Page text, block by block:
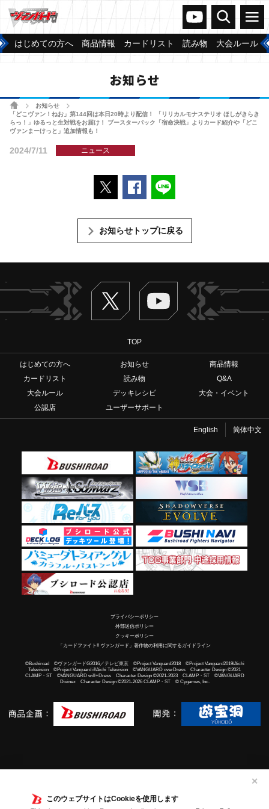
このウェブサイトはCookieを使用します
✕
ヴァンガードch
検索 メニュー
はじめての方へ 商品情報 カードリスト 読み物 大会ルール
お知らせ
ホームお知らせ
「どこヴァン！ねお」第144回は本日20時より配信！ 「リリカルモナステリオ ほしがきらき
らっ！」ゆるっと生対戦をお届け！ ブースターパック「宿命決戦」よりカード紹介や「どこ
ヴァンまーけっと」追加情報も！
2024/7/11 ニュース
ポストするFacebookでシェアする
お知らせトップに戻る
Twitter ヴァンガードch
TOP
はじめての方へ お知らせ
商品情報
カードリスト
読み物
Q&A
大会ルール
デッキレシピ
大会・イベント
公認店
ユーザーサポート
English 简体中文
プライバシーポリシー
外部送信ポリシー
クッキーポリシー
「カードファイト!! ヴァンガード」著作物の利用に関するガイドライン
©Bushiroad ©ヴァンガードG2016／テレビ東京 ©Project Vanguard2018 ©Project Vanguard2019/Aichi
Television ©Project Vanguard if/Aichi Television ©VANGUARD overDress Character Design ©2021
CLAMP・ST ©VANGUARD will+Dress Character Design ©2021-2023 CLAMP・ST ©VANGUARD
Divinez Character Design ©2021-2026 CLAMP・ST © Cygames, Inc.